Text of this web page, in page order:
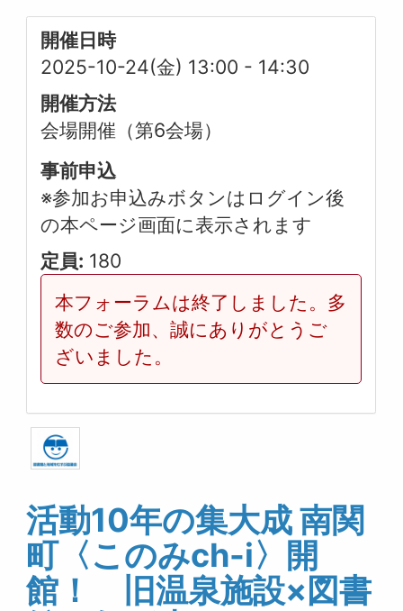
開催日時
2025-10-24(金) 13:00 - 14:30
開催方法
会場開催（第6会場）
事前申込
※参加お申込みボタンはログイン後
の本ページ画面に表示されます
定員: 180
本フォーラムは終了しました。多
数のご参加、誠にありがとうご
ざいました。
活動10年の集大成 南関
町〈このみch-i〉開
館！ 旧温泉施設×図書